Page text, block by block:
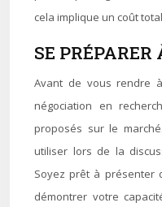
cela implique un coût
SE
Avant de vous rendre
négociation en
proposés sur le
utiliser lors de la
Soyez prêt à présenter
démontrer votre